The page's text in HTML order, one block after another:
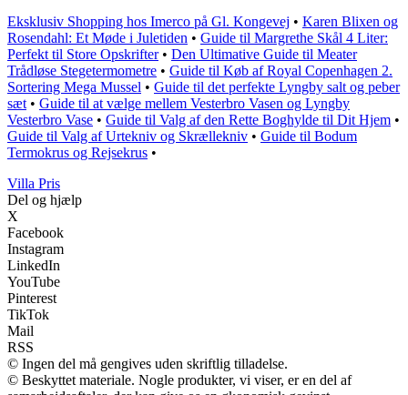
Eksklusiv Shopping hos Imerco på Gl. Kongevej • Karen Blixen og
Rosendahl: Et Møde i Juletiden • Guide til Margrethe Skål 4 Liter:
Perfekt til Store Opskrifter• Den Ultimative Guide til Meater
Trådløse Stegetermometre • Guide til Køb af Royal Copenhagen 2.
Sortering Mega Mussel • Guide til det perfekte Lyngby salt og peber
sæt • Guide til at vælge mellem Vesterbro Vasen og Lyngby
Vesterbro Vase • Guide til Valg af den Rette Boghylde til Dit Hjem •
Guide til Valg af Urtekniv og Skrællekniv • Guide til Bodum
Termokrus og Rejsekrus •
Villa Pris
Del og hjælp
X
Facebook
Instagram
LinkedIn
YouTube
Pinterest
TikTok
Mail
RSS
© Ingen del må gengives uden skriftlig tilladelse.
© Beskyttet materiale. Nogle produkter, vi viser, er en del af